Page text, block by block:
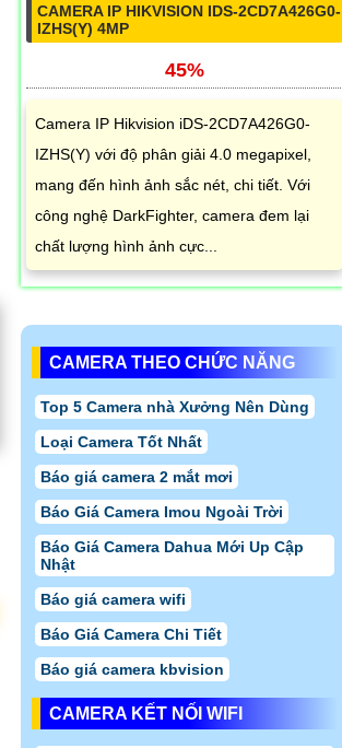
CAMERA IP HIKVISION IDS-2CD7A426G0-
IZHS(Y) 4MP
45%
Camera IP Hikvision iDS-2CD7A426G0-
IZHS(Y) với độ phân giải 4.0 megapixel,
mang đến hình ảnh sắc nét, chi tiết. Với
công nghệ DarkFighter, camera đem lại
chất lượng hình ảnh cực...
CAMERA THEO CHỨC NĂNG
Top 5 Camera nhà Xưởng Nên Dùng
Loại Camera Tốt Nhất
Báo giá camera 2 mắt mơi
Báo Giá Camera Imou Ngoài Trời
Báo Giá Camera Dahua Mới Up Cập
Nhật
Báo giá camera wifi
Báo Giá Camera Chi Tiết
Báo giá camera kbvision
CAMERA KẾT NỐI WIFI